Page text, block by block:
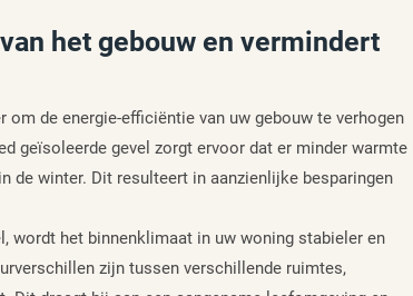
het gebouw en vermindert
de energie-efficiëntie van uw gebouw te verhogen
geïsoleerde gevel zorgt ervoor dat er minder warmte
de winter. Dit resulteert in aanzienlijke besparingen
wordt het binnenklimaat in uw woning stabieler en
zijn tussen verschillende ruimtes,